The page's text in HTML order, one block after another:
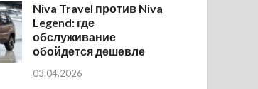
Niva Travel против Niva
Legend: где
обслуживание
обойдется дешевле
03.04.2026